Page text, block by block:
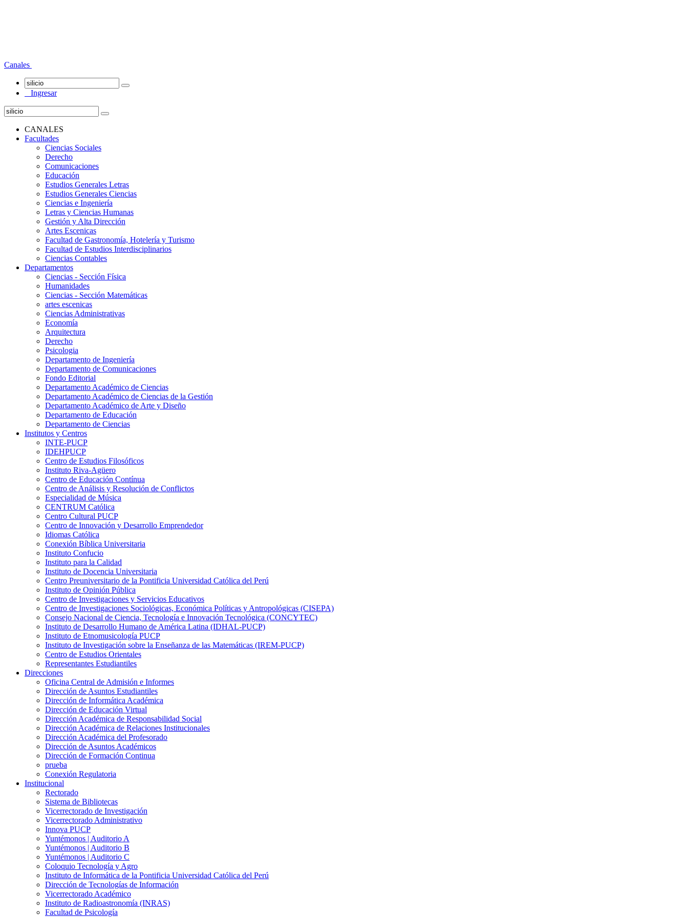
Canales
Ingresar
CANALES
Facultades
Ciencias Sociales
Derecho
Comunicaciones
Educación
Estudios Generales Letras
Estudios Generales Ciencias
Ciencias e Ingeniería
Letras y Ciencias Humanas
Gestión y Alta Dirección
Artes Escenicas
Facultad de Gastronomía, Hotelería y Turismo
Facultad de Estudios Interdisciplinarios
Ciencias Contables
Departamentos
Ciencias - Sección Física
Humanidades
Ciencias - Sección Matemáticas
artes escenicas
Ciencias Administrativas
Economía
Arquitectura
Derecho
Psicologia
Departamento de Ingeniería
Departamento de Comunicaciones
Fondo Editorial
Departamento Académico de Ciencias
Departamento Académico de Ciencias de la Gestión
Departamento Académico de Arte y Diseño
Departamento de Educación
Departamento de Ciencias
Institutos y Centros
INTE-PUCP
IDEHPUCP
Centro de Estudios Filosóficos
Instituto Riva-Agüero
Centro de Educación Contínua
Centro de Análisis y Resolución de Conflictos
Especialidad de Música
CENTRUM Católica
Centro Cultural PUCP
Centro de Innovación y Desarrollo Emprendedor
Idiomas Católica
Conexión Bíblica Universitaria
Instituto Confucio
Instituto para la Calidad
Instituto de Docencia Universitaria
Centro Preuniversitario de la Pontificia Universidad Católica del Perú
Instituto de Opinión Pública
Centro de Investigaciones y Servicios Educativos
Centro de Investigaciones Sociológicas, Económica Políticas y Antropológicas (CISEPA)
Consejo Nacional de Ciencia, Tecnología e Innovación Tecnológica (CONCYTEC)
Instituto de Desarrollo Humano de América Latina (IDHAL-PUCP)
Instituto de Etnomusicología PUCP
Instituto de Investigación sobre la Enseñanza de las Matemáticas (IREM-PUCP)
Centro de Estudios Orientales
Representantes Estudiantiles
Direcciones
Oficina Central de Admisión e Informes
Dirección de Asuntos Estudiantiles
Dirección de Informática Académica
Dirección de Educación Virtual
Dirección Académica de Responsabilidad Social
Dirección Académica de Relaciones Institucionales
Dirección Académica del Profesorado
Dirección de Asuntos Académicos
Dirección de Formación Continua
prueba
Conexión Regulatoria
Institucional
Rectorado
Sistema de Bibliotecas
Vicerrectorado de Investigación
Vicerrectorado Administrativo
Innova PUCP
Yuntémonos | Auditorio A
Yuntémonos | Auditorio B
Yuntémonos | Auditorio C
Coloquio Tecnología y Agro
Instituto de Informática de la Pontificia Universidad Católica del Perú
Dirección de Tecnologías de Información
Vicerrectorado Académico
Instituto de Radioastronomía (INRAS)
Facultad de Psicología